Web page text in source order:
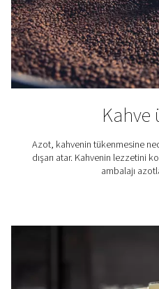
Gıda ambalajlama
kesimine kadar
önemlidir. Saha
nitrojene ihtiyaç duyan
sürdürülebilir bir
teknolojimizden